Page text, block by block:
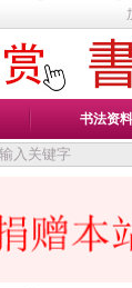
书法资料